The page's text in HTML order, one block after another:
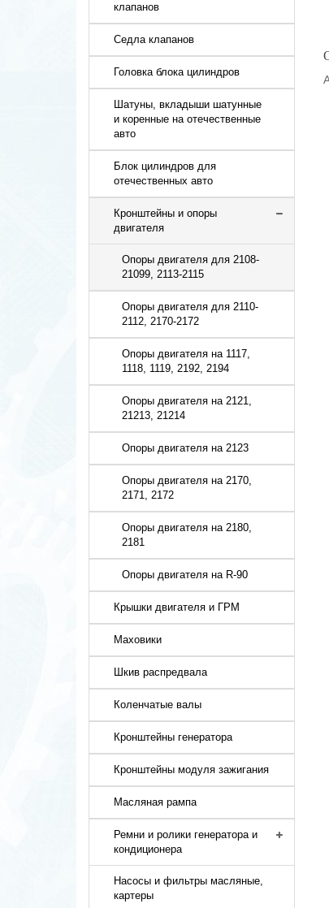
клапанов
Седла клапанов
Головка блока цилиндров
Шатуны, вкладыши шатунные
и коренные на отечественные
авто
Блок цилиндров для
отечественных авто
Кронштейны и опоры
двигателя
Опоры двигателя для 2108-
21099, 2113-2115
Опоры двигателя для 2110-
2112, 2170-2172
Опоры двигателя на 1117,
1118, 1119, 2192, 2194
Опоры двигателя на 2121,
21213, 21214
Опоры двигателя на 2123
Опоры двигателя на 2170,
2171, 2172
Опоры двигателя на 2180,
2181
Опоры двигателя на R-90
Крышки двигателя и ГРМ
Маховики
Шкив распредвала
Коленчатые валы
Кронштейны генератора
Кронштейны модуля зажигания
Масляная рампа
Ремни и ролики генератора и
кондиционера
Насосы и фильтры масляные,
картеры